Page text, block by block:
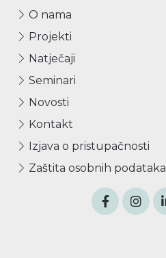
O nama
Projekti
Natječaji
Seminari
Novosti
Kontakt
Izjava o pristupačnosti
Zaštita osobnih podataka